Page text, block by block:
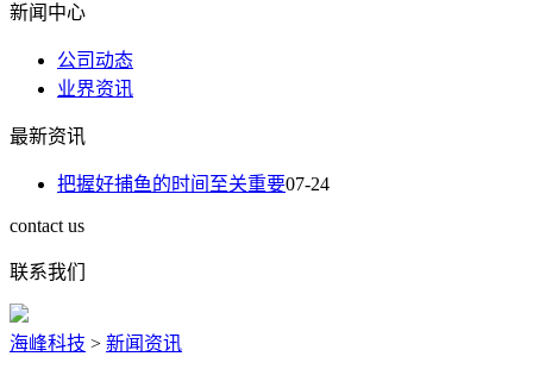
新闻中心
公司动态
业界资讯
最新资讯
把握好捕鱼的时间至关重要07-24
contact us
联系我们
海峰科技 > 新闻资讯